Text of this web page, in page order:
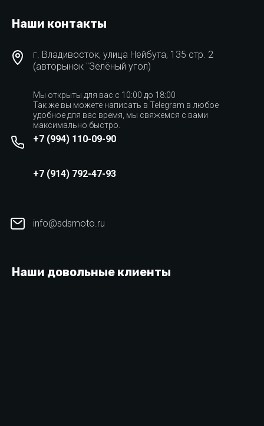
Наши контакты
г. Владивосток, улица Нейбута, 135 стр. 2
(авторынок "Зелёный угол)
Мы открыты для вас с 10:00 до 18:00
Так же вы можете написать в Telegram в любое
удобное для вас время, мы свяжемся с вами
максимально быстро.
+7 (994) 110-09-90
+7 (914) 792-47-93
info@sdsmoto.ru
Наши довольные клиенты